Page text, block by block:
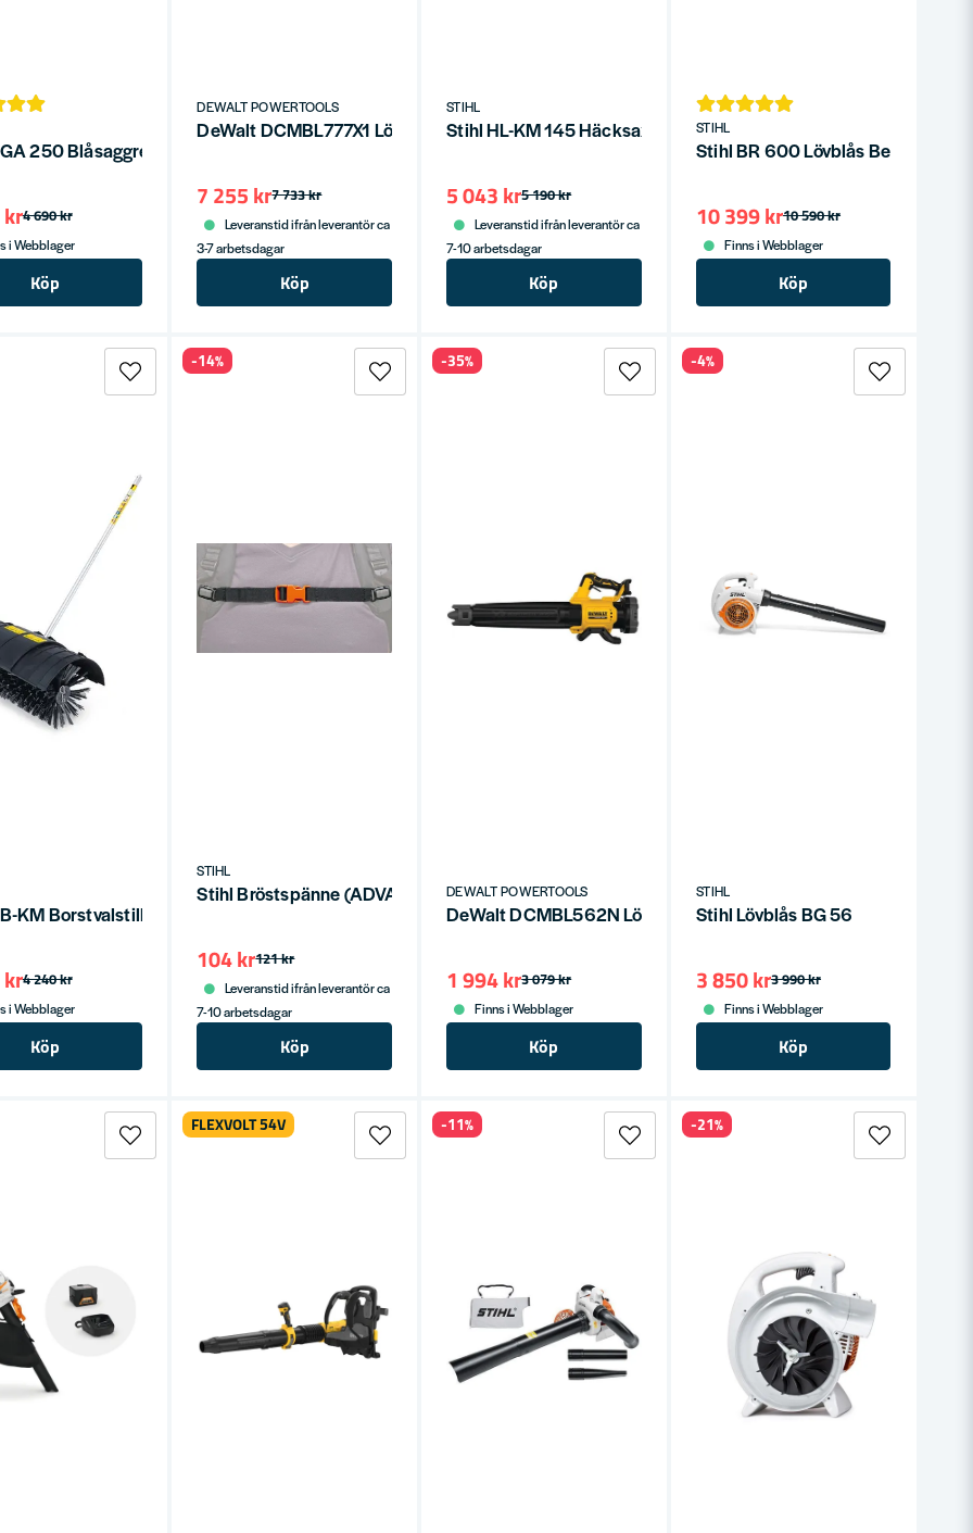
250 Blåsaggregat 36V utan batterier
4 690 kr
i Webblager
Köp
DEWALT POWERTOOLS
DeWalt DCMBL777X1 Lövblås 54V XR FLEXVOLT (1x9,0ah)
7 733 kr
7 255 kr
Leveranstid ifrån leverantör ca
3-7 arbetsdagar
Köp
STIHL
Stihl HL-KM 145 Häcksax 60cm för Kombimaskiner KM/KMA
5 190 kr
5 043 kr
Leveranstid ifrån leverantör ca
7-10 arbetsdagar
Köp
STIHL
Stihl BR 600 Lövblås
10 590 kr
10 399 kr
Finns i Webblager
Köp
KM Borstvalstillsats för Kombimaskiner KM/KMA
4 240 kr
i Webblager
Köp
STIHL
Stihl Bröstspänne (ADVANCE,BR 200, BR 350, BR 500, BR 550, BR 600)
121 kr
104 kr
Leveranstid ifrån leverantör ca
7-10 arbetsdagar
Köp
-14%
DEWALT POWERTOOLS
DeWalt DCMBL562N Lövblås 18V XR (Utan batteri)
3 079 kr
1 994 kr
Finns i Webblager
Köp
-35%
STIHL
Stihl Lövblås BG 56
3 990 kr
3 850 kr
Finns i Webblager
Köp
-4%
FLEXVOLT 54V -11% -21%